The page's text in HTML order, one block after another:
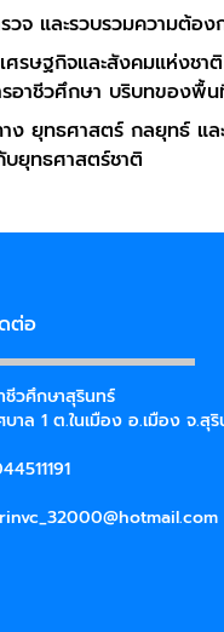
รวจ และรวบรวมความต้
รษฐกิจและสังคมแห่งชา
รอาชีวศึกษา บริบทของพื้
ง ยุทธศาสตร์ กลยุทธ์ แ
ยุทธศาสตร์ชาติ
ต่อ
ชีวศึกษาสุรินทร์
าล 1 ต.ในเมือง อ.เมือง จ.สุ